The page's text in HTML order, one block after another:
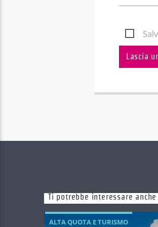
Ti potrebbe interessare anche
ALTA QUOTA E TURISMO